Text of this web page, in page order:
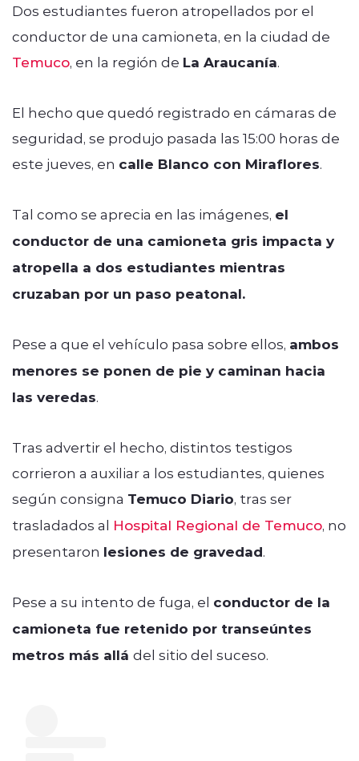
Dos estudiantes fueron atropellados por el
conductor de una camioneta, en la ciudad de
Temuco, en la región de La Araucanía.
El hecho que quedó registrado en cámaras de
seguridad, se produjo pasada las 15:00 horas de
este jueves, en calle Blanco con Miraflores.
Tal como se aprecia en las imágenes, el
conductor de una camioneta gris impacta y
atropella a dos estudiantes mientras
cruzaban por un paso peatonal.
Pese a que el vehículo pasa sobre ellos, ambos
menores se ponen de pie y caminan hacia
las veredas.
Tras advertir el hecho, distintos testigos
corrieron a auxiliar a los estudiantes, quienes
según consigna Temuco Diario, tras ser
trasladados al Hospital Regional de Temuco, no
presentaron lesiones de gravedad.
Pese a su intento de fuga, el conductor de la
camioneta fue retenido por transeúntes
metros más allá del sitio del suceso.